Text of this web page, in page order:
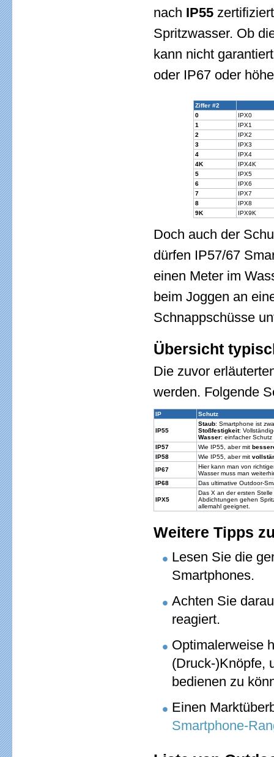
nach IP55
Spritzwasser. Ob
kann nicht
oder IP67 oder
Ziffer #2
0
IPX0
1
IPX1
2
IPX2
3
IPX3
4
IPX4
4K
IPX4K
5
IPX5
6
IPX6
7
IPX7
8
IPX8
9K
IPX9K
Doch auch der
dürfen IP57/67
einen Meter im
beim Joggen an
Schnappschüsse
Übersicht
Die zuvor
werden. Folgende
IP Schutz
IP55
Staub: Smartphone ist
Stoßfestigkeit:
Wasser: einfacher Schutz
IP57
Wie IP55, aber mit
IP58
Wie IP55, aber mit
IP67
Hier kann man von
Wasser muss man
IP68
Das ultimative Outdoor-
IPX5
Das X an der ersten
Abdichtungen gehen
allemahl geeignet.
Weitere Tipps
Lesen Sie die
Smartphones.
Achten Sie
reagiert.
Optimalerweise
(Druck-)Knöpfe,
bedienen zu
Einen
Smartphone-